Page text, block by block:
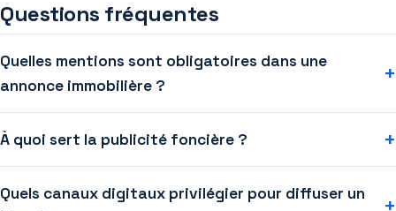
Questions fréquentes
Quelles mentions sont obligatoires dans une
annonce immobilière ?
+
À quoi sert la publicité foncière ? +
Quels canaux digitaux privilégier pour diffuser un
+